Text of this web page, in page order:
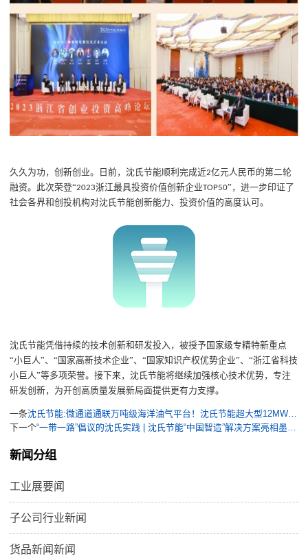
久久为功，创新创业。日前，沈氏节能顺利完成近2亿元人民币的第二轮
融资。此次荣登“2023浙江最具投资价值创新企业TOP50”，进一步印证了
社会各界和创投机构对沈氏节能创新能力、投资价值的高度认可。
沈氏节能凭借持续的技术创新和研发投入，被授予国家级专精特新重点
“小巨人”、“国家高新技术企业”、“国家知识产权优势企业”、“浙江省科技
小巨人”等多项荣誉。接下来，沈氏节能将继续加强核心技术优势，专注
研发创新，为开创高质量发展新局面提供更有力支撑。
一条
下一个
新闻分组
工业展要闻
子公司行业新闻
货品新闻新闻